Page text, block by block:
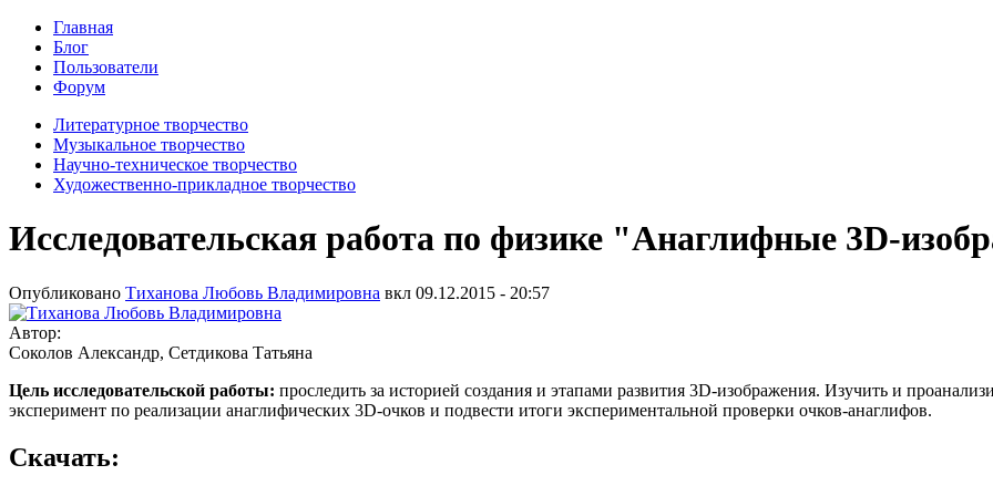
Главная
Блог
Пользователи
Форум
Литературное творчество
Музыкальное творчество
Научно-техническое творчество
Художественно-прикладное творчество
Исследовательская работа по физике "Анаглифные 3D-
Опубликовано Тиханова Любовь Владимировна вкл 09.12.2015 - 20:57
Автор:
Соколов Александр, Сетдикова Татьяна
Цель исследовательской работы: проследить за историей создания и этапами развития 3D-изображения. Изучить и
эксперимент по реализации анаглифических 3D-очков и подвести итоги экспериментальной проверки очков-анаглифов.
Скачать: